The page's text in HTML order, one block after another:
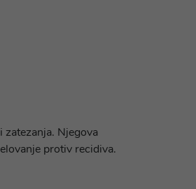
Njegova
protiv recidiva.